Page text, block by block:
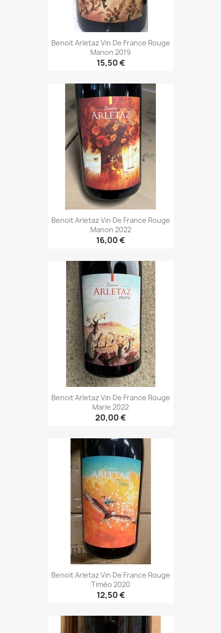
Benoit Arletaz Vin De France Rouge
Manon 2019
15,50 €
Benoit Arletaz Vin De France Rouge
Manon 2022
16,00 €
Benoit Arletaz Vin De France Rouge
Marie 2022
20,00 €
Benoit Arletaz Vin De France Rouge
Timéo 2020
12,50 €